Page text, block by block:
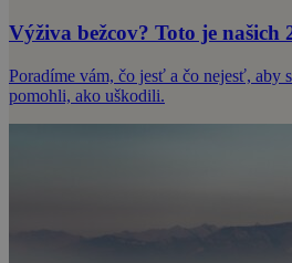
Výživa bežcov? Toto je našich
Poradíme vám, čo jesť a čo nejesť, aby
pomohli, ako uškodili.